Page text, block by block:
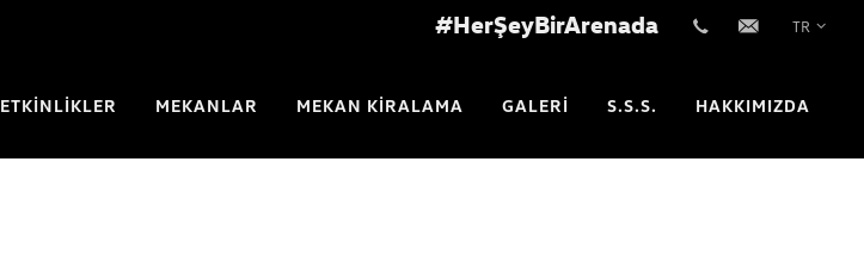
#HerŞeyBirArenada TR
ETKİNLİKLER MEKANLAR MEKAN KİRALAMA GALERİ S.S.S. HAKKIMIZDA